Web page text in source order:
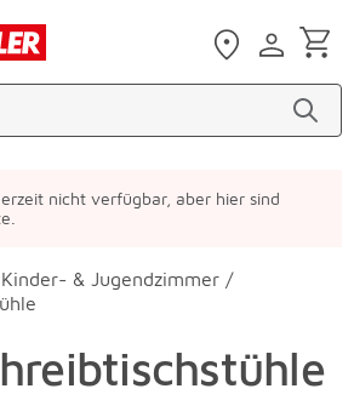
nicht verfügbar, aber hier sind
Kinder- & Jugendzimmer /